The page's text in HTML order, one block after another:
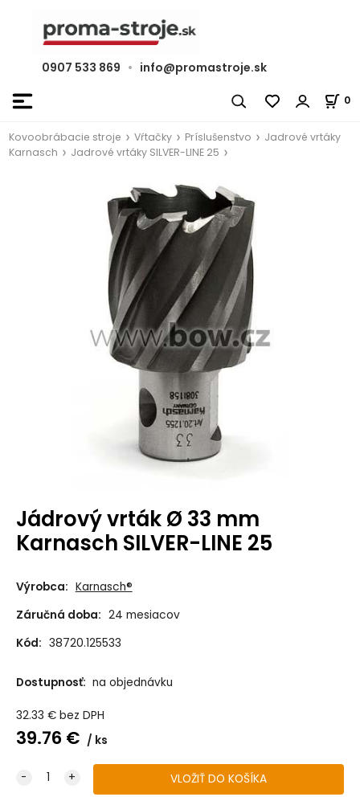
0907 533 869 • info@promastroje.sk
0
Kovoobrábacie stroje Vŕtačky Príslušenstvo
Jadrové vrtáky
Karnasch
Jadrové vrtáky SILVER-LINE 25
Jádrový vrták Ø 33 mm
Karnasch SILVER-LINE 25
Výrobca: Karnasch®
Záručná doba: 24 mesiacov
Kód: 38720.125533
Dostupnosť: na objednávku
32.33 € bez DPH
39.76 € ks